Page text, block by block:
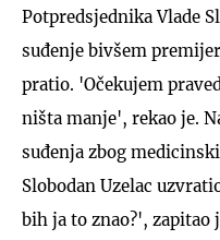
Potpredsjednika Vlade
suđenje bivšem
pratio. 'Očekujem
ništa manje', rekao je.
suđenja zbog
Slobodan Uzelac
bih ja to znao?', zapitao